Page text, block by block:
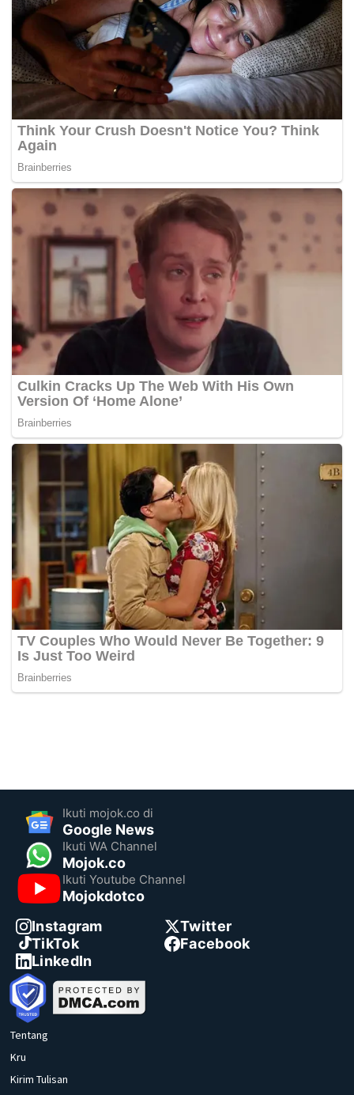
Ikuti mojok.co di
Google News
Ikuti WA Channel
Mojok.co
Ikuti Youtube Channel
Mojokdotco
Instagram
Twitter
TikTok
Facebook
LinkedIn
Tentang
Kru
Kirim Tulisan